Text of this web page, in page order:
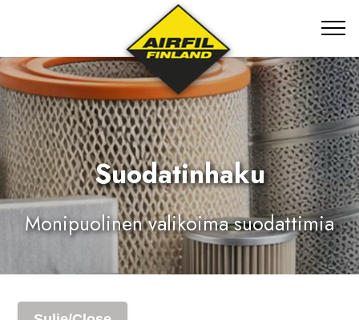
Suodatinhaku
Monipuolinen valikoima suodattimia